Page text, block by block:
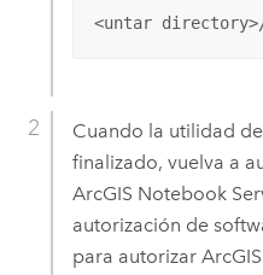
<untar
Cuando la utilidad
finalizado, vuelva a
ArcGIS Notebook
autorización de
para autorizar